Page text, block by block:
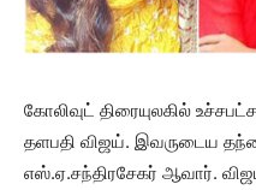
கோலிவுட் திரையுலகில்
தளபதி விஜய். இவருடைய
எஸ்.ஏ.சந்திரசேகர் ஆவார்.